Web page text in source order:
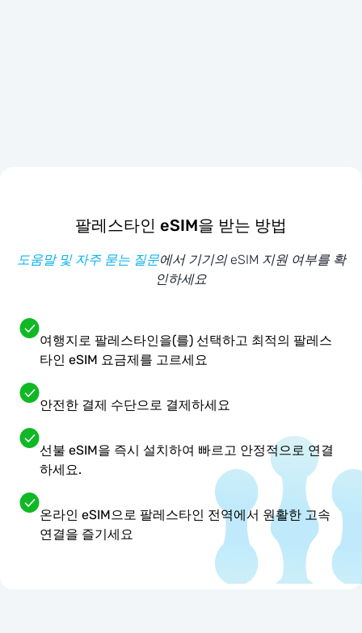
팔레스타인 eSIM을 받는 방법
도움말 및 자주 묻는 질문에서 기기의 eSIM 지원 여부를 확
인하세요
여행지로 팔레스타인을(를) 선택하고 최적의 팔레스
타인 eSIM 요금제를 고르세요
안전한 결제 수단으로 결제하세요
선불 eSIM을 즉시 설치하여 빠르고 안정적으로 연결
하세요.
온라인 eSIM으로 팔레스타인 전역에서 원활한 고속
연결을 즐기세요